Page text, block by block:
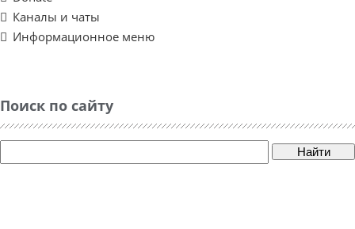
Каналы и чаты
Информационное меню
Поиск по сайту
Найти